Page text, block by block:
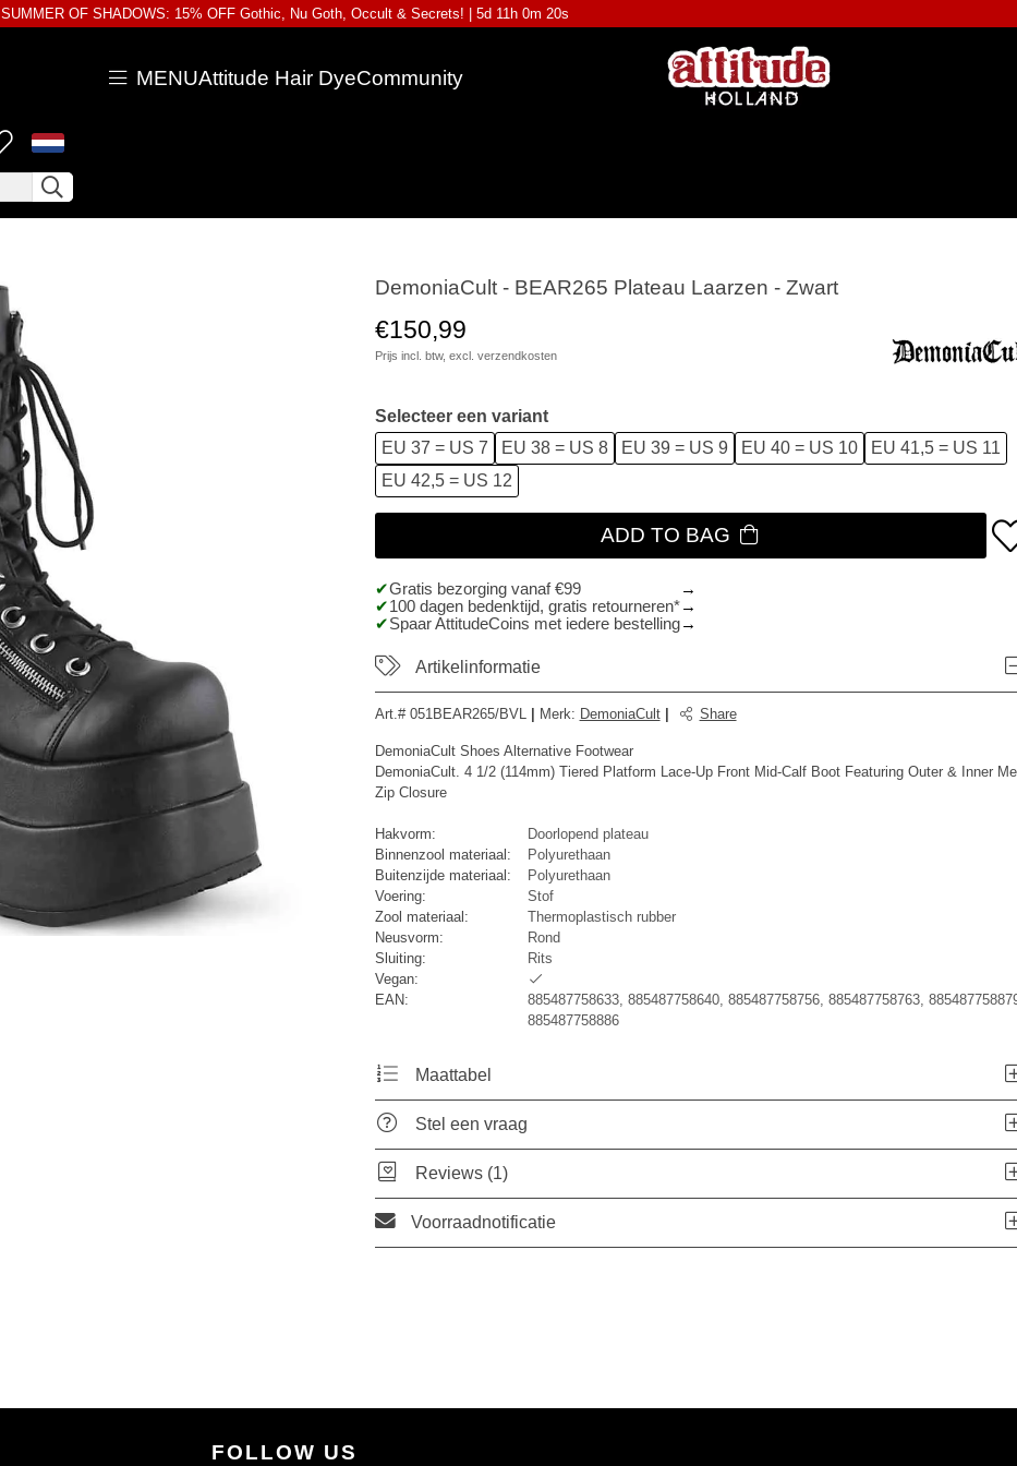
SUMMER OF SHADOWS: 15% OFF Gothic, Nu Goth, Occult & Secrets! | 5d 11h 0m 19s
MENUAttitude Hair DyeCommunity
DemoniaCult - BEAR265 Plateau Laarzen - Zwart
€150,99
Prijs incl. btw, excl. verzendkosten
Selecteer een variant
EU 37 = US 7
EU 38 = US 8 EU 39 = US 9 EU 40 = US 10
EU 41,5 = US 11
EU 42,5 = US 12
ADD TO BAG
Gratis bezorging vanaf €99
100 dagen bedenktijd, gratis retourneren*
Spaar AttitudeCoins met iedere bestelling
Artikelinformatie
Art.# 051BEAR265/BVL Merk: DemoniaCult Share
DemoniaCult Shoes Alternative Footwear
DemoniaCult. 4 1/2 (114mm) Tiered Platform Lace-Up Front Mid-Calf Boot Featuring Outer & Inner
Zip Closure
Hakvorm:
Doorlopend plateau
Binnenzool materiaal:
Polyurethaan
Buitenzijde materiaal:
Polyurethaan
Voering:
Stof
Zool materiaal:
Thermoplastisch rubber
Neusvorm:
Rond
Sluiting:
Rits
Vegan:
EAN:
885487758633, 885487758640, 885487758756, 885487758763,
885487758886
Maattabel
Stel een vraag
Reviews (1)
Voorraadnotificatie
FOLLOW US